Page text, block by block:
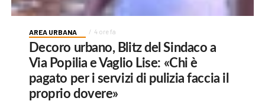
AREA URBANA 4 ore fa
Decoro urbano, Blitz del Sindaco a
Via Popilia e Vaglio Lise: «Chi è
pagato per i servizi di pulizia faccia il
proprio dovere»